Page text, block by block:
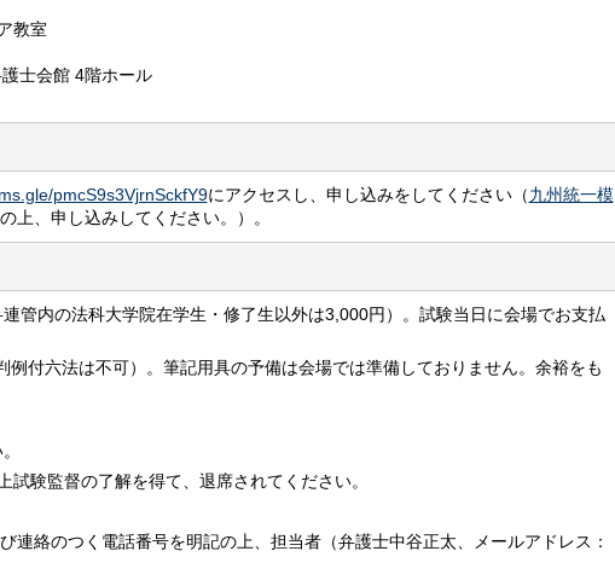
教室
士会館 4階ホール
pmcS9s3VjrnSckfY9にアクセスし、申し込みをしてください（九州統一模
上、申し込みしてください。）。
管内の法科大学院在学生・修了生以外は3,000円）。試験当日に会場でお支払
付六法は不可）。筆記用具の予備は会場では準備しておりません。余裕をも
験監督の了解を得て、退席されてください。
連絡のつく電話番号を明記の上、担当者（弁護士中谷正太、メールアドレス：